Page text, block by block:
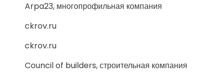
Arpa23, многопрофильная компания
ckrov.ru
ckrov.ru
Council of builders, строительная компания